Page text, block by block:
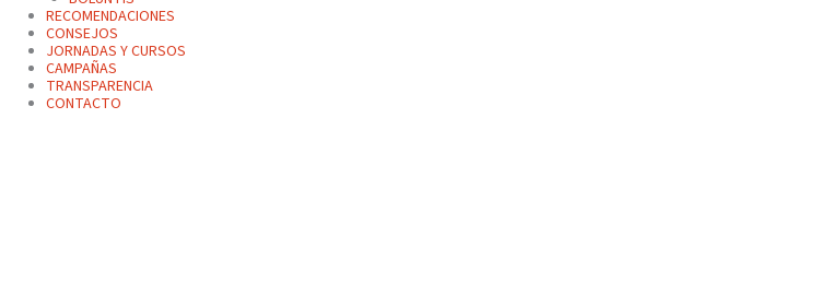
RECOMENDACIONES
CONSEJOS
JORNADAS Y CURSOS
CAMPAÑAS
TRANSPARENCIA
CONTACTO